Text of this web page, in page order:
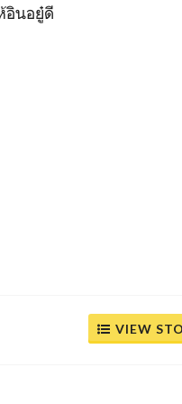
อินอยู๋ดี
VIEW